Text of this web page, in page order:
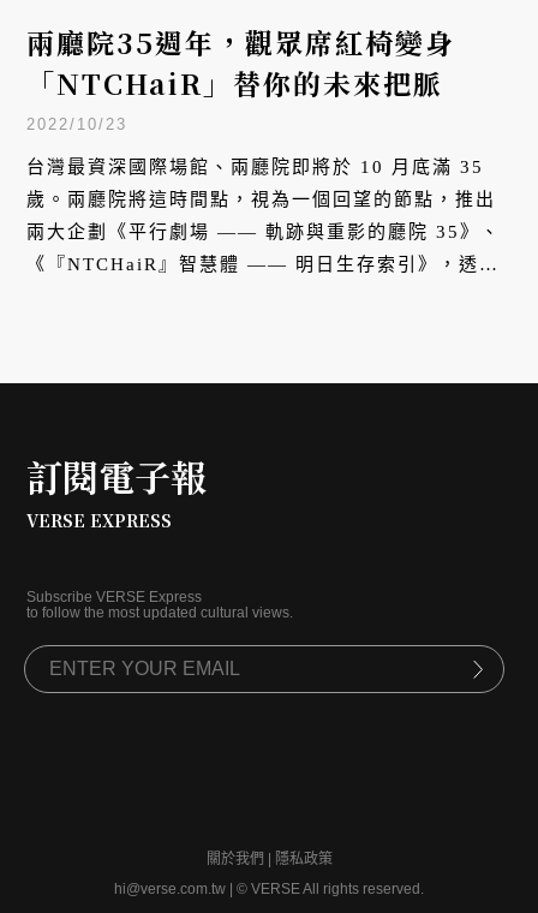
兩廳院35週年，觀眾席紅椅變身
「NTCHaiR」替你的未來把脈
2022/10/23
台灣最資深國際場館、兩廳院即將於 10 月底滿 35
歲。兩廳院將這時間點，視為一個回望的節點，推出
兩大企劃《平行劇場 —— 軌跡與重影的廳院 35》、
《『NTCHaiR』智慧體 —— 明日生存索引》，透過
訂閱電子報
VERSE EXPRESS
Subscribe VERSE Express
to follow the most updated cultural views.
關於我們
隱私政策
hi@verse.com.tw
© VERSE All rights reserved.